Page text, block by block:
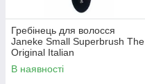
Гребінець для волосся
Janeke Small Superbrush The
Original Italian
В наявності